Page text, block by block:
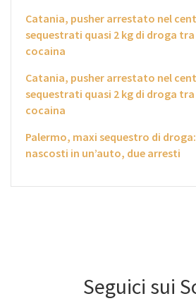
Catania, pusher arrestato nel
sequestrati quasi 2 kg di droga
cocaina
Catania, pusher arrestato nel
sequestrati quasi 2 kg di droga
cocaina
Palermo, maxi sequestro di
nascosti in un’auto, due arresti
Seguici sui